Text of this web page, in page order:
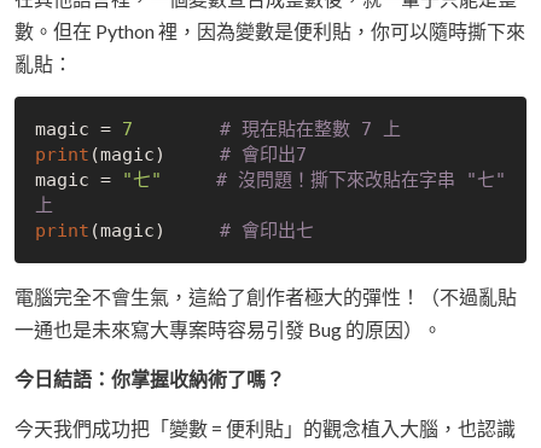
數。但在 Python 裡，因為變數是便利貼，你可以隨時撕下來
亂貼：
magic = 7
# 現在貼在整數 7 上
print (magic) # 會印出7
magic =
"七"
# 沒問題！撕下來改貼在字串 "七"
上
print (magic) # 會印出七
電腦完全不會生氣，這給了創作者極大的彈性！（不過亂貼
一通也是未來寫大專案時容易引發 Bug 的原因）。
今日結語：你掌握收納術了嗎？
今天我們成功把「變數 = 便利貼」的觀念植入大腦，也認識